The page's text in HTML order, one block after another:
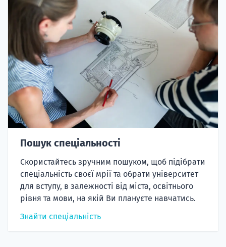
Пошук спеціальності
Скористайтесь зручним пошуком, щоб підібрати
спеціальність своєї мрії та обрати університет
для вступу, в залежності від міста, освітнього
рівня та мови, на якій Ви плануєте навчатись.
Знайти спеціальність